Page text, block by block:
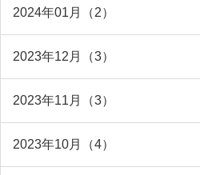
2024年01月（2）
2023年12月（3）
2023年11月（3）
2023年10月（4）